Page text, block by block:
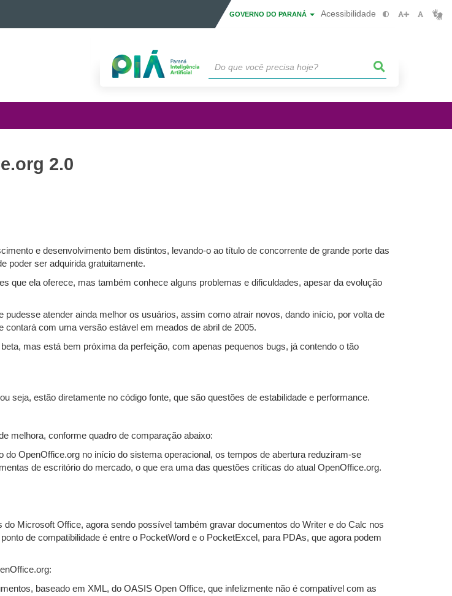
GOVERNO DO PARANÁ Acessibilidade
2.0
e desenvolvimento bem distintos, levando-o ao título de concorrente de grande porte das
poder ser adquirida gratuitamente.
que ela oferece, mas também conhece alguns problemas e dificuldades, apesar da evolução
atender ainda melhor os usuários, assim como atrair novos, dando início, por volta de
com uma versão estável em meados de abril de 2005.
mas está bem próxima da perfeição, com apenas pequenos bugs, já contendo o tão
seja, estão diretamente no código fonte, que são questões de estabilidade e performance.
melhora, conforme quadro de comparação abaixo:
OpenOffice.org no início do sistema operacional, os tempos de abertura reduziram-se
de escritório do mercado, o que era uma das questões críticas do atual OpenOffice.org.
Microsoft Office, agora sendo possível também gravar documentos do Writer e do Calc nos
de compatibilidade é entre o PocketWord e o PocketExcel, para PDAs, que agora podem
baseado em XML, do OASIS Open Office, que infelizmente não é compatível com as